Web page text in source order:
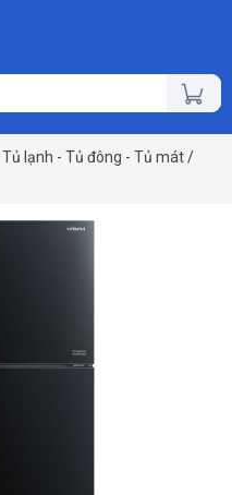
Tủ lạnh - Tủ đông - Tủ mát/